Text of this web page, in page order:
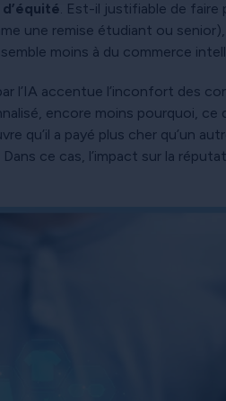
. Est-il justifiable de faire
une remise étudiant ou
moins à du commerce
l’IA accentue l’inconfort des
encore moins pourquoi,
qu’il a payé plus cher qu’un
ce cas, l’impact sur la